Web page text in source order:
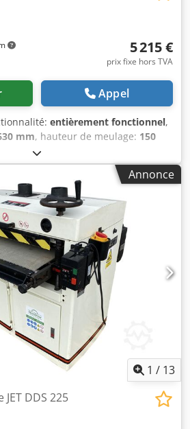
5 215 €
prix fixe hors TVA
Appel
entièrement fonctionnel,
mm, hauteur de meulage: 150
hauteur:
état très bon PARAMÈTRES
maximale de la pièce usinée : 630
de la pièce usinée : 150 mm 1
rainuré pour le calibrage +
dessus : - rouleau d'entrée en
- unité de ponçage - rouleau de
dessous : - rouleau en
- bande de traction Csdpfx Acew
des bandes pneumatique à cellules
d'avance : 0,28 kW - moteur :
- levage électrique de la table -
8 bars - diamètre de la buse
dimensions totales L/l/H : 1070 x
: 722 kg
Annonce
1 / 13
DDS 225